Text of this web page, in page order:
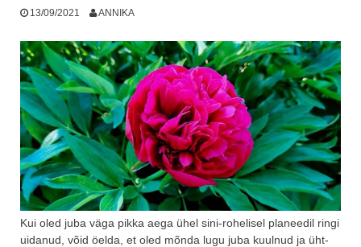
13/09/2021 ANNIKA
Kui oled juba väga pikka aega ühel sini-rohelisel planeedil ringi
uidanud, võid öelda, et oled mõnda lugu juba kuulnud ja üht-